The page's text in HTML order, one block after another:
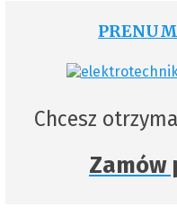
Chcesz
Zamów